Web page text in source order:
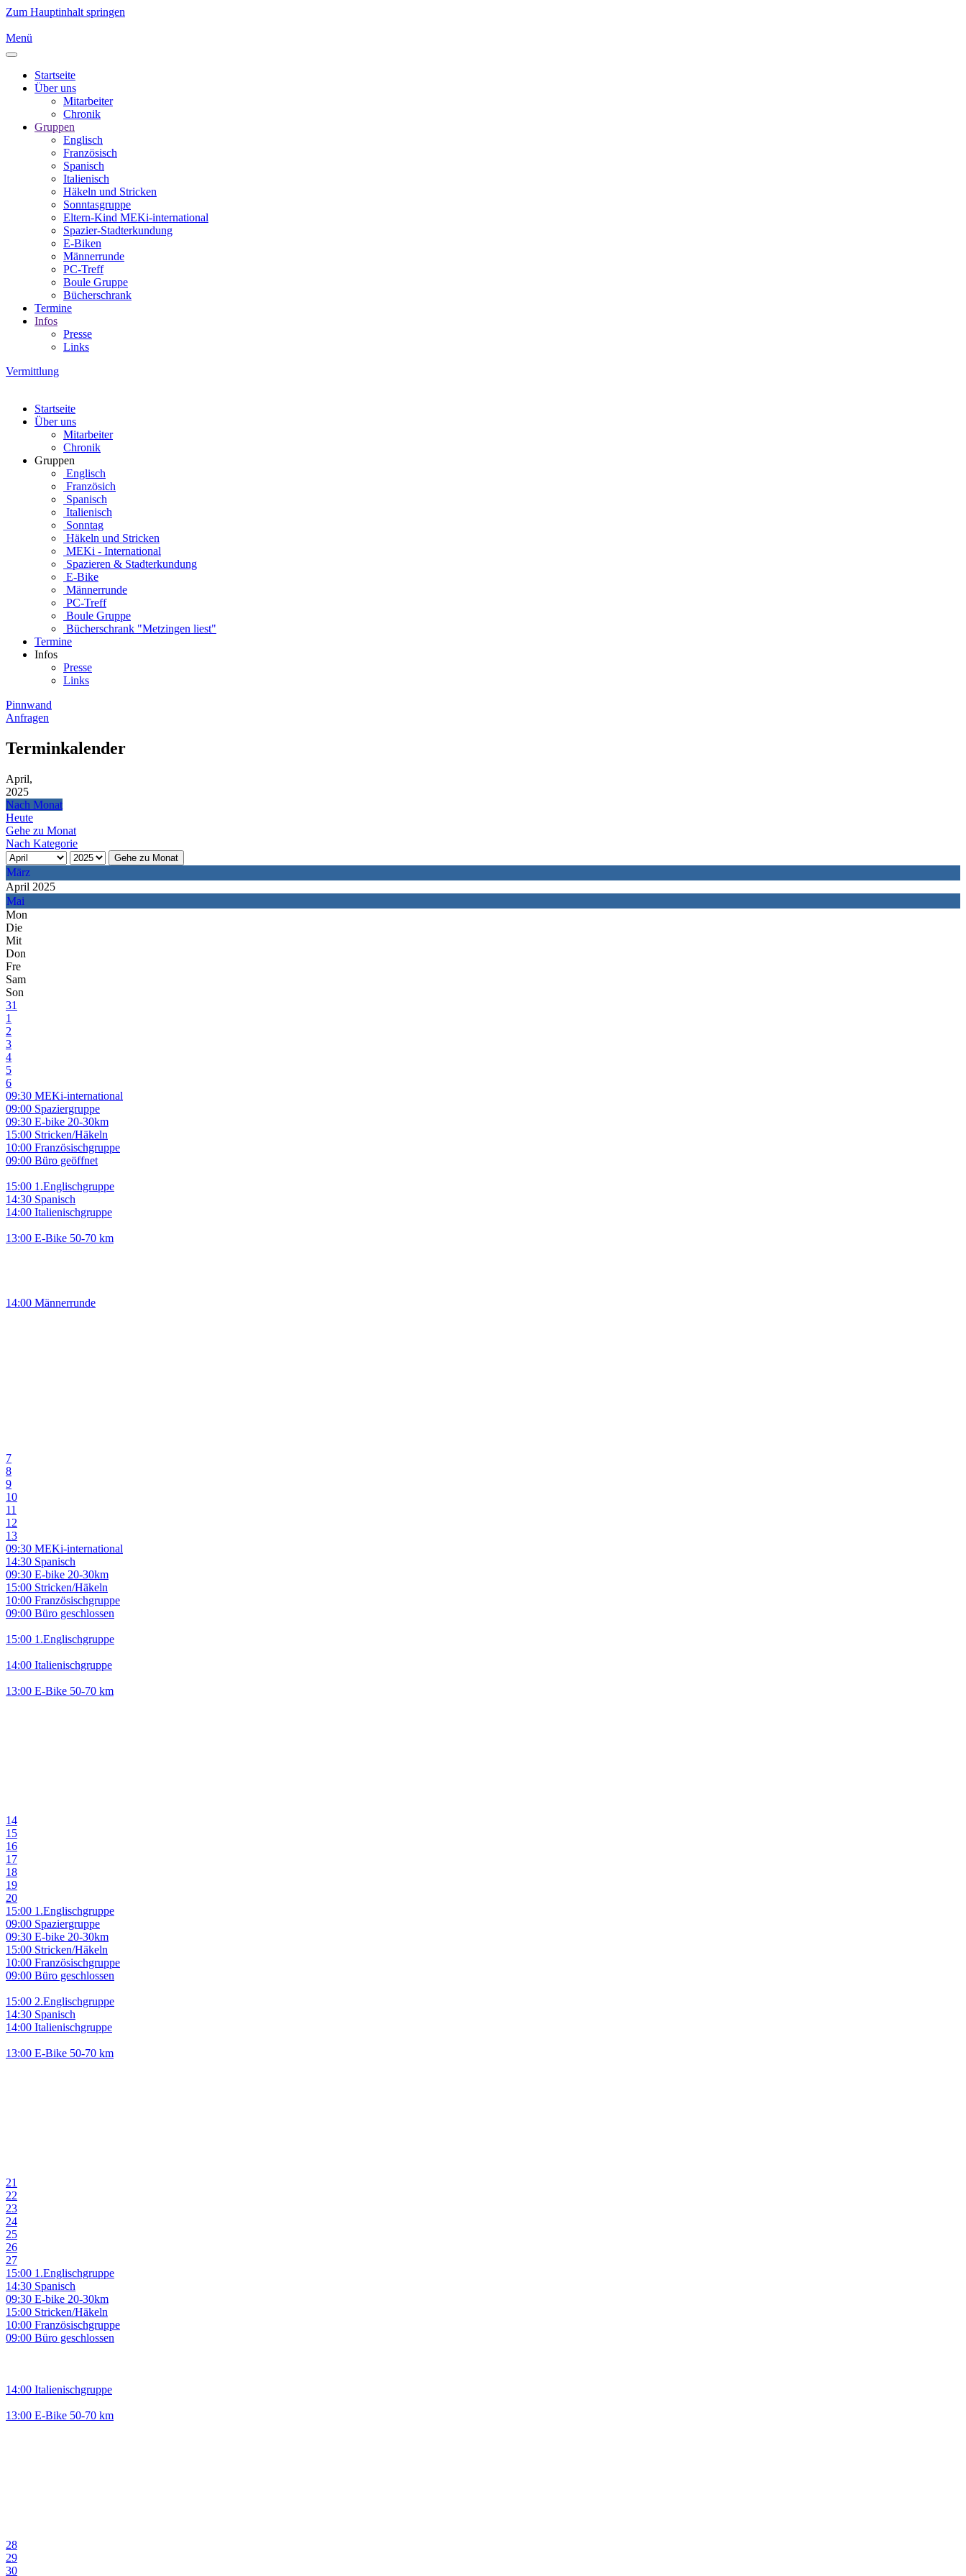
Zum Hauptinhalt springen
Menü
Startseite
Über uns
Mitarbeiter
Chronik
Gruppen
Englisch
Französisch
Spanisch
Italienisch
Häkeln und Stricken
Sonntasgruppe
Eltern-Kind MEKi-international
Spazier-Stadterkundung
E-Biken
Männerrunde
PC-Treff
Boule Gruppe
Bücherschrank
Termine
Infos
Presse
Links
Vermittlung
Startseite
Über uns
Mitarbeiter
Chronik
Gruppen
Englisch
Französich
Spanisch
Italienisch
Sonntag
Häkeln und Stricken
MEKi - International
Spazieren & Stadterkundung
E-Bike
Männerrunde
PC-Treff
Boule Gruppe
Bücherschrank "Metzingen liest"
Termine
Infos
Presse
Links
Pinnwand
Anfragen
Terminkalender
April,
2025
Nach Monat
Heute
Gehe zu Monat
Nach Kategorie
Gehe zu Monat
März
April 2025
Mai
Mon
Die
Mit
Don
Fre
Sam
Son
31
1
2
3
4
5
6
09:30 MEKi-international
09:00 Spaziergruppe
09:30 E-bike 20-30km
15:00 Stricken/Häkeln
10:00 Französischgruppe
09:00 Büro geöffnet
15:00 1.Englischgruppe
14:30 Spanisch
14:00 Italienischgruppe
13:00 E-Bike 50-70 km
14:00 Männerrunde
7
8
9
10
11
12
13
09:30 MEKi-international
14:30 Spanisch
09:30 E-bike 20-30km
15:00 Stricken/Häkeln
10:00 Französischgruppe
09:00 Büro geschlossen
15:00 1.Englischgruppe
14:00 Italienischgruppe
13:00 E-Bike 50-70 km
14
15
16
17
18
19
20
15:00 1.Englischgruppe
09:00 Spaziergruppe
09:30 E-bike 20-30km
15:00 Stricken/Häkeln
10:00 Französischgruppe
09:00 Büro geschlossen
15:00 2.Englischgruppe
14:30 Spanisch
14:00 Italienischgruppe
13:00 E-Bike 50-70 km
21
22
23
24
25
26
27
15:00 1.Englischgruppe
14:30 Spanisch
09:30 E-bike 20-30km
15:00 Stricken/Häkeln
10:00 Französischgruppe
09:00 Büro geschlossen
14:00 Italienischgruppe
13:00 E-Bike 50-70 km
28
29
30